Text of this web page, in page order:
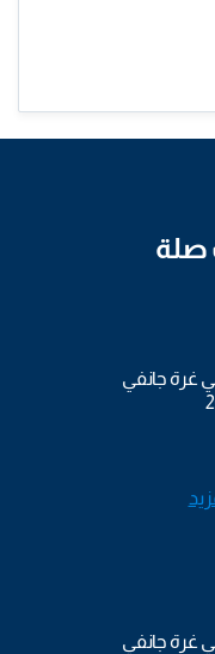
صلة
غرة جانفي
غرة جانفي